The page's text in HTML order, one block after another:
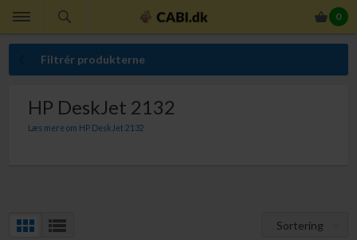
0
Filtrér produkterne
HP DeskJet 2132
Læs mere om HP DeskJet 2132
Sortering